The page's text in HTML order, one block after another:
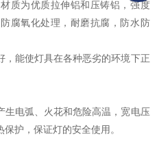
质为优质拉伸铝和压铸铝，强度
腐氧化处理，耐磨抗腐，防水防
，能使灯具在各种恶劣的环境下正
生电弧、火花和危险高温，宽电压
护，保证灯的安全使用。